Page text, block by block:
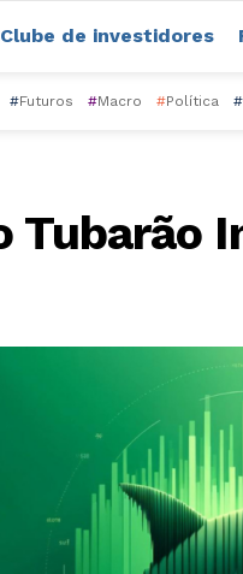
Clube de investidores
#Futuros #Macro #Política #
Tubarão